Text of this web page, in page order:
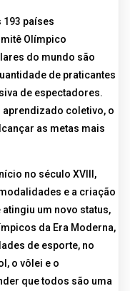
193 países
Olímpico
do mundo são
de praticantes
de espectadores.
aprendizado coletivo, o
as metas mais
no século XVIII,
e a criação
um novo status,
da Era Moderna,
de esporte, no
o vôlei e o
que todos são uma